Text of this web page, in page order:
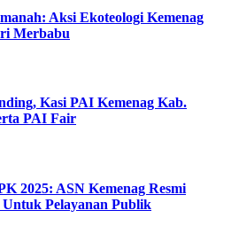
Aksi Ekoteologi Kemenag
Merbabu
Kasi PAI Kemenag Kab.
PAI Fair
2025: ASN Kemenag Resmi
Pelayanan Publik